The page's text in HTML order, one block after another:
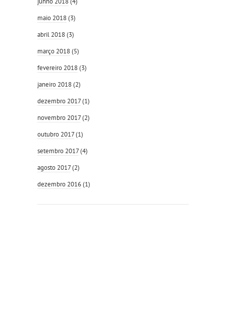
maio 2018(3)
abril 2018(3)
março 2018(5)
fevereiro 2018(3)
janeiro 2018(2)
dezembro 2017(1)
novembro 2017(2)
outubro 2017(1)
setembro 2017(4)
agosto 2017(2)
dezembro 2016(1)